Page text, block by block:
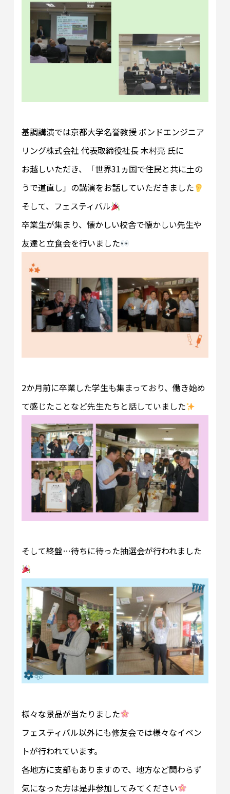
基調講演では京都大学名誉教授 ボンドエンジニア
リング株式会社 代表取締役社長 木村亮 氏に
お越しいただき、「世界31ヵ国で住民と共に土の
うで道直し」の講演をお話していただきました
そして、フェスティバル
卒業生が集まり、懐かしい校舎で懐かしい先生や
友達と立食会を行いました
2か月前に卒業した学生も集まっており、働き始め
て感じたことなど先生たちと話していました
そして終盤…待ちに待った抽選会が行われました
様々な景品が当たりました
フェスティバル以外にも修友会では様々なイベン
トが行われています。
各地方に支部もありますので、地方など関わらず
気になった方は是非参加してみてください